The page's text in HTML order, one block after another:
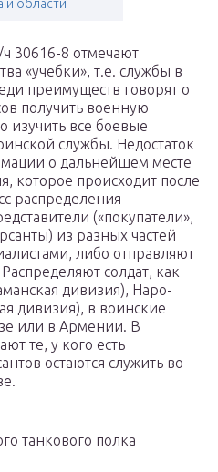
и области
30616-8 отмечают
«учебки», т.е. службы в
преимуществ говорят о
получить военную
изучить все боевые
службы. Недостаток
о дальнейшем месте
которое происходит после
распределения
(«покупатели»,
из разных частей
либо отправляют
солдат, как
дивизия), Наро-
дивизия), в воинские
или в Армении. В
те, у кого есть
остаются служить во
танкового полка